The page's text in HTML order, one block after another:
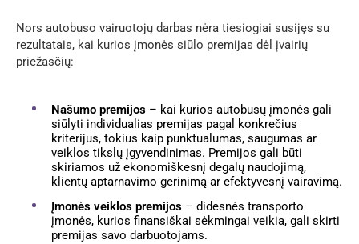
Nors autobuso vairuotojų darbas nėra tiesiogiai susijęs su
rezultatais, kai kurios įmonės siūlo premijas dėl įvairių
priežasčių:
Našumo premijos – kai kurios autobusų įmonės gali
siūlyti individualias premijas pagal konkrečius
kriterijus, tokius kaip punktualumas, saugumas ar
veiklos tikslų įgyvendinimas. Premijos gali būti
skiriamos už ekonomiškesnį degalų naudojimą,
klientų aptarnavimo gerinimą ar efektyvesnį vairavimą.
Įmonės veiklos premijos – didesnės transporto
įmonės, kurios finansiškai sėkmingai veikia, gali skirti
premijas savo darbuotojams.